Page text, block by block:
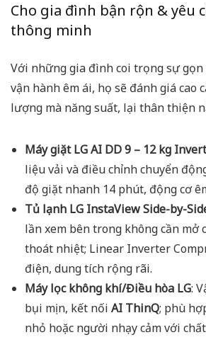
Cho gia đình bận rộn & yêu
thông minh
Với những gia đình coi trọng sự
vận hành êm ái, họ sẽ đánh giá cao
lượng mà năng suất, lại thân thiện
Máy giặt LG AI DD 9 – 12 kg
liệu vải và điều chỉnh chuyển
độ giặt nhanh 14 phút, động cơ
Tủ lạnh LG InstaView Side-by-
lần xem bên trong không cần mở
thoát nhiệt; Linear Inverter
điện, dung tích rộng rãi.
Máy lọc không khí/Điều hòa LG:
bụi mịn, kết nối AI ThinQ; phù
nhỏ hoặc người nhạy cảm với